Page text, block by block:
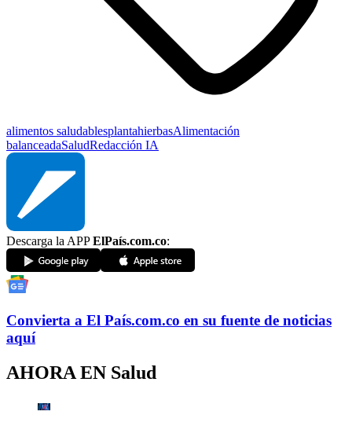
alimentos saludablesplantahierbasAlimentación
balanceadaSaludRedacción IA
Descarga la APPElPaís.com.co:
Convierta a El País.com.co en su fuente de noticias
aquí
AHORA EN Salud